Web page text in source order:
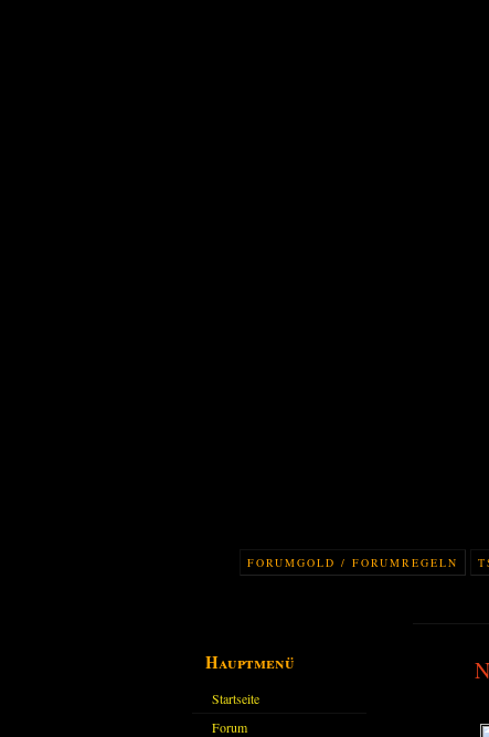
FORUMGOLD / FORUMREGELN
Hauptmenü
Startseite
Forum